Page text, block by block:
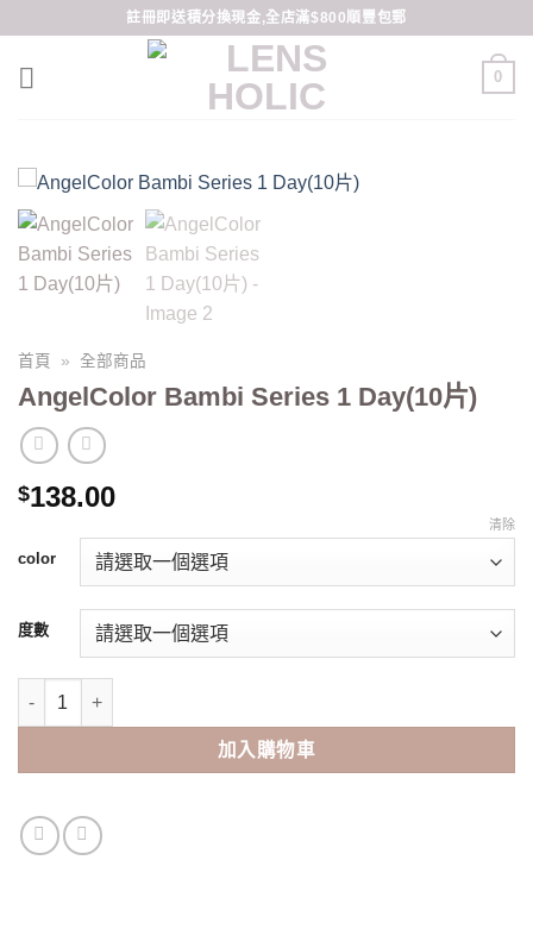
content
註冊即送積分換現金,全店滿$800順豐包郵
0
首頁 » 全部商品
AngelColor Bambi Series 1 Day(10片)
$138.00
color
度數
清除
AngelColor Bambi Series 1 Day(10片) 數量
加入購物車